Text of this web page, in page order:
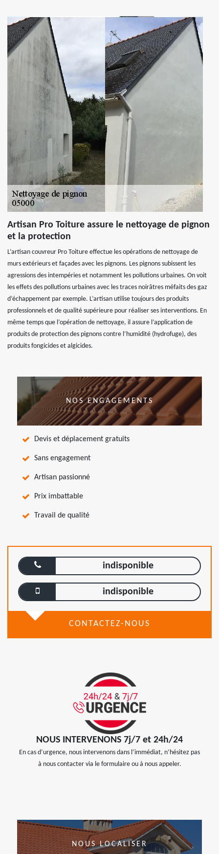
Artisan Pro Toiture assure le nettoyage de pignon
et la protection
L’artisan couvreur Pro Toiture effectue les opérations de nettoyage de
murs extérieurs et façades avec les pignons. Les pignons subissent les
agressions des intempéries et notamment les pollutions urbaines. On voit
les effets des pollutions urbaines avec les traces noirâtres méfaits des gaz
d’échappement par exemple. L’artisan utilise toujours des produits
professionnels et de qualité supérieure pour réaliser ses interventions. En
même temps que l’opération de nettoyage, il assure l’application de
produits de protection des pignons contre l’humidité (hydrofuge), des
produits fongicides et algicides.
NOS ENGAGEMENTS
Devis et déplacement gratuits
Sans engagement
Artisan passionné
Prix imbattable
Travail de qualité
indisponible
indisponible
CONTACTEZ-NOUS
NOUS INTERVENONS 7j/7 et 24h/24
En cas d’urgence, nous intervenons dans l’immédiat, n’hésitez pas
à nous contacter via le formulaire ou à nous appeler.
NOUS LOCALISER